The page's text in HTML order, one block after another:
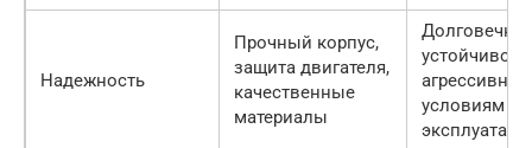
Надежность
Прочный корпус,
защита двигателя,
качественные
материалы
условиям